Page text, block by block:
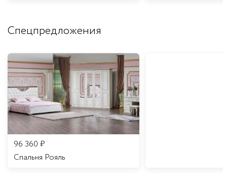
Спецпредложения
96 360 ₽
Спальня Рояль